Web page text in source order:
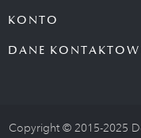
KONTO
DANE
Copyright © 2015-2025